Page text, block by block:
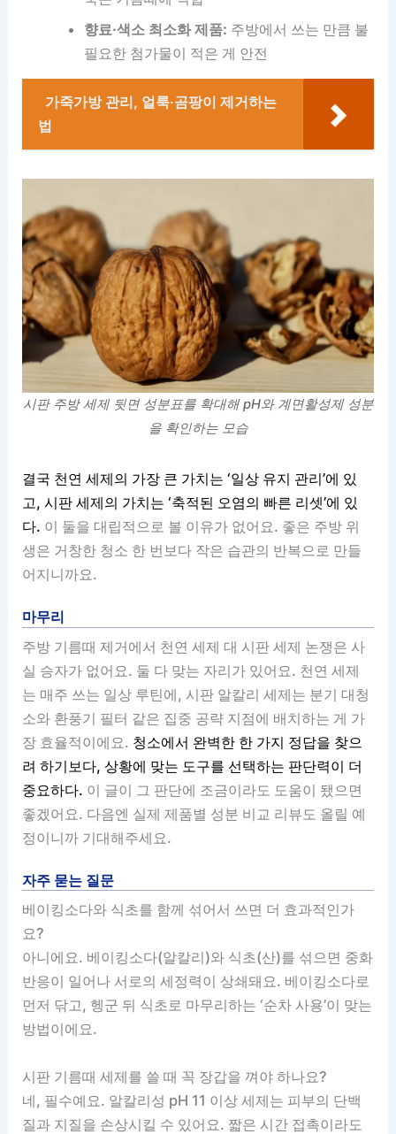
향료·색소 최소화 제품: 주방에서 쓰는 만큼 불
필요한 첨가물이 적은 게 안전
가죽가방 관리, 얼룩·곰팡이 제거하는
법
시판 주방 세제 뒷면 성분표를 확대해 pH와 계면활성제 성분
을 확인하는 모습
결국 천연 세제의 가장 큰 가치는 ‘일상 유지 관리’에 있
고, 시판 세제의 가치는 ‘축적된 오염의 빠른 리셋’에 있
다. 이 둘을 대립적으로 볼 이유가 없어요. 좋은 주방 위
생은 거창한 청소 한 번보다 작은 습관의 반복으로 만들
어지니까요.
마무리
주방 기름때 제거에서 천연 세제 대 시판 세제 논쟁은 사
실 승자가 없어요. 둘 다 맞는 자리가 있어요. 천연 세제
는 매주 쓰는 일상 루틴에, 시판 알칼리 세제는 분기 대청
소와 환풍기 필터 같은 집중 공략 지점에 배치하는 게 가
장 효율적이에요. 청소에서 완벽한 한 가지 정답을 찾으
려 하기보다, 상황에 맞는 도구를 선택하는 판단력이 더
중요하다. 이 글이 그 판단에 조금이라도 도움이 됐으면
좋겠어요. 다음엔 실제 제품별 성분 비교 리뷰도 올릴 예
정이니까 기대해주세요.
자주 묻는 질문
베이킹소다와 식초를 함께 섞어서 쓰면 더 효과적인가
요?
아니에요. 베이킹소다(알칼리)와 식초(산)를 섞으면 중화
반응이 일어나 서로의 세정력이 상쇄돼요. 베이킹소다로
먼저 닦고, 헹군 뒤 식초로 마무리하는 ‘순차 사용’이 맞는
방법이에요.
시판 기름때 세제를 쓸 때 꼭 장갑을 껴야 하나요?
네, 필수예요. 알칼리성 pH 11 이상 세제는 피부의 단백
질과 지질을 손상시킬 수 있어요. 짧은 시간 접촉이라도